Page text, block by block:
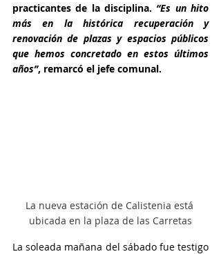
practicantes de la disciplina. “Es un hito
más en la histórica recuperación y
renovación de plazas y espacios públicos
que hemos concretado en estos últimos
años”, remarcó el jefe comunal.
La nueva estación de Calistenia está
ubicada en la plaza de las Carretas
La soleada mañana del sábado fue testigo